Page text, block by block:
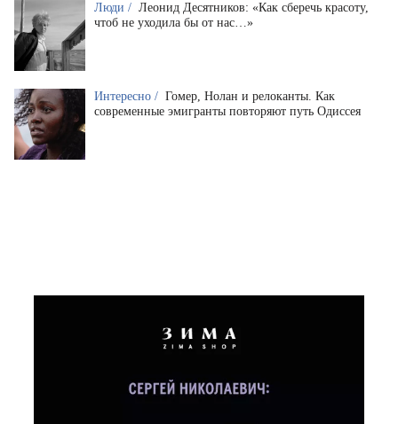
Люди / Леонид Десятников: «Как сберечь красоту,
чтоб не уходила бы от нас…»
Интересно / Гомер, Нолан и релоканты. Как
современные эмигранты повторяют путь Одиссея